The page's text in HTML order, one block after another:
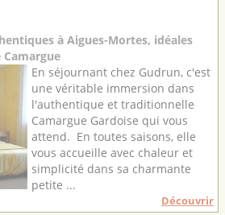
à Aigues-Mortes, idéales
En séjournant chez Gudrun, c'est
une véritable immersion dans
l'authentique et traditionnelle
Camargue Gardoise qui vous
attend. En toutes saisons, elle
vous accueille avec chaleur et
simplicité dans sa charmante
petite ...
Découvrir